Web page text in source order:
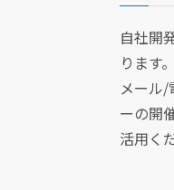
自社開
ります
メール/
ーの開
活用く